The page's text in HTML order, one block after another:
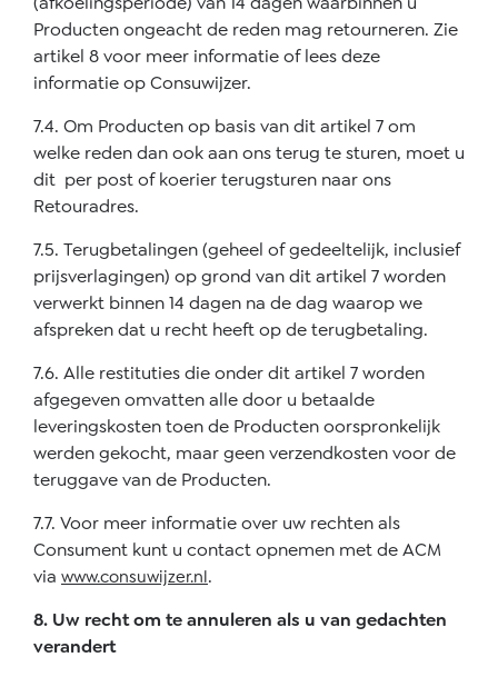
Producten ongeacht de reden mag retourneren. Zie
artikel 8 voor meer informatie of lees deze
informatie op Consuwijzer.
7.4. Om Producten op basis van dit artikel 7 om
welke reden dan ook aan ons terug te sturen, moet u
dit per post of koerier terugsturen naar ons
Retouradres.
7.5. Terugbetalingen (geheel of gedeeltelijk, inclusief
prijsverlagingen) op grond van dit artikel 7 worden
verwerkt binnen 14 dagen na de dag waarop we
afspreken dat u recht heeft op de terugbetaling.
7.6. Alle restituties die onder dit artikel 7 worden
afgegeven omvatten alle door u betaalde
leveringskosten toen de Producten oorspronkelijk
werden gekocht, maar geen verzendkosten voor de
teruggave van de Producten.
7.7. Voor meer informatie over uw rechten als
Consument kunt u contact opnemen met de ACM
via www.consuwijzer.nl.
8. Uw recht om te annuleren als u van gedachten
verandert